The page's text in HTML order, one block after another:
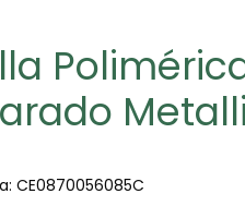
CE0870056085C